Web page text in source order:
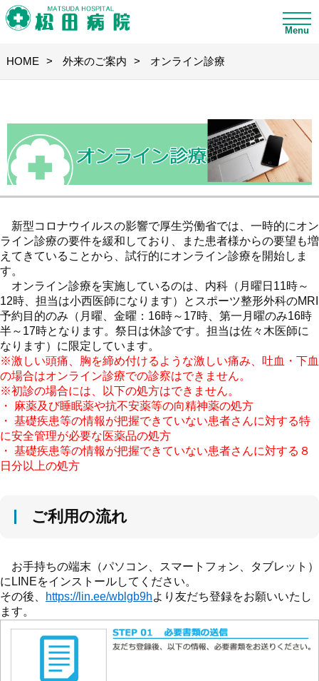
Menu
HOME 外来のご案内 オンライン診療
新型コロナウイルスの影響で厚生労働省では、一時的にオン
ライン診療の要件を緩和しており、また患者様からの要望も増
えてきていることから、試行的にオンライン診療を開始しま
す。
オンライン診療を実施しているのは、内科（月曜日11時～
12時、担当は小西医師になります）とスポーツ整形外科のMRI
予約目的のみ（月曜、金曜：16時～17時、第一月曜のみ16時
半～17時となります。祭日は休診です。担当は佐々木医師に
なります）に限定しています。
※激しい頭痛、胸を締め付けるような激しい痛み、吐血・下血
の場合はオンライン診療での診察はできません。
※初診の場合には、以下の処方はできません。
・ 麻薬及び睡眠薬や抗不安薬等の向精神薬の処方
・ 基礎疾患等の情報が把握できていない患者さんに対する特
に安全管理が必要な医薬品の処方
・ 基礎疾患等の情報が把握できていない患者さんに対する８
日分以上の処方
ご利用の流れ
お手持ちの端末（パソコン、スマートフォン、タブレット）
にLINEをインストールしてください。
その後、
https://lin.ee/wblgb9hより友だち登録をお願いいたし
ます。